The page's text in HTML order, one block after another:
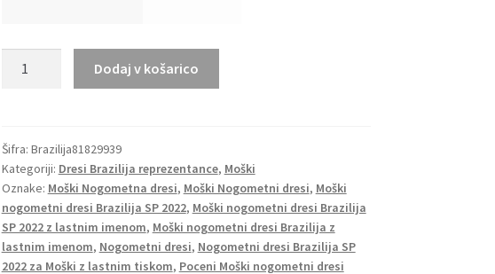
Domači
SP
2022
Kratek
Rokav
FABINHO
Dodaj v košarico
Šifra: Brazilija81829939
Kategoriji: Dresi Brazilija reprezentance, Moški
Oznake: Moški Nogometna dresi, Moški Nogometni dresi, Moški
nogometni dresi Brazilija SP 2022, Moški nogometni dresi Brazilija
SP 2022 z lastnim imenom, Moški nogometni dresi Brazilija z
lastnim imenom, Nogometni dresi, Nogometni dresi Brazilija SP
2022 za Moški z lastnim tiskom, Poceni Moški nogometni dresi